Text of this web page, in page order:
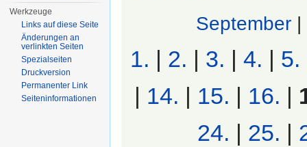
September |
1. 2. 3. 4. 5.
14. 15. 16.
24.
25.
Werkzeuge
Links auf diese Seite
Änderungen an
verlinkten Seiten
Spezialseiten
Druckversion
Permanenter Link
Seiten­informationen